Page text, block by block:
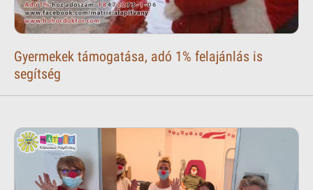
Gyermekek támogatása, adó 1% felajánlás is
segítség